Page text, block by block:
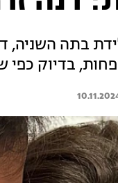
בתה השניה,